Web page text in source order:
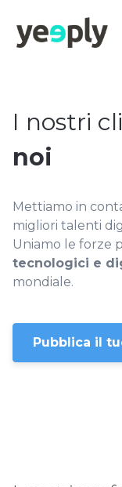
I nostri
noi
Mettiamo in
migliori talenti
Uniamo le forze
tecnologici e
mondiale.
Pubblica il